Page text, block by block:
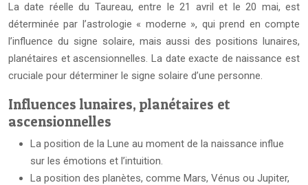
La date réelle du Taureau, entre le 21 avril et le 20 mai, est
déterminée par l’astrologie « moderne », qui prend en compte
l’influence du signe solaire, mais aussi des positions lunaires,
planétaires et ascensionnelles. La date exacte de naissance est
cruciale pour déterminer le signe solaire d’une personne.
Influences lunaires, planétaires et
ascensionnelles
La position de la Lune au moment de la naissance influe
sur les émotions et l’intuition.
La position des planètes, comme Mars, Vénus ou Jupiter,